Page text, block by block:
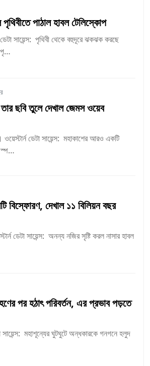
পাঠাল হাবল টেলিস্কোপ
সায়েন্স: পৃথিবী থেকে বহুদূরে ঝকঝক করছে
পৃ…
তার ছবি তুলে দেখাল জেমস ওয়েব
ওয়েস্টার্ন ডেটা সায়েন্স: মহাকাশের আরও একটি
স্প…
বিস্ফোরণ, দেখাল ১১ বিলিয়ন বছর
ডেটা সায়েন্স: অনন্য নজির সৃষ্টি করল নাসার হাবল
পর হঠাৎ পরিবর্তন, এর প্রভাব পড়তে
সায়েন্স: মহাশূন্যের ঘুটঘুটে অন্ধকারকে গনগনে হলুদ